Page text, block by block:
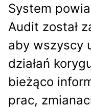
System
Audit został
aby wszyscy
działań
bieżąco
prac,